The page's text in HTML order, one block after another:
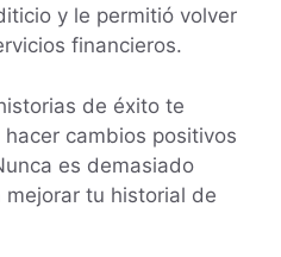
y le permitió volver
financieros.
de éxito te
cambios positivos
es demasiado
tu historial de